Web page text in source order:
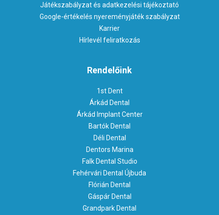
Játékszabályzat és adatkezelési tájékoztató
Google-értékelés nyereményjáték szabályzat
Karrier
Hírlevél feliratkozás
Rendelőink
1st Dent
Árkád Dental
Árkád Implant Center
Bartók Dental
Déli Dental
Dentors Marina
Falk Dental Studio
Fehérvári Dental Újbuda
Flórián Dental
Gáspár Dental
Grandpark Dental